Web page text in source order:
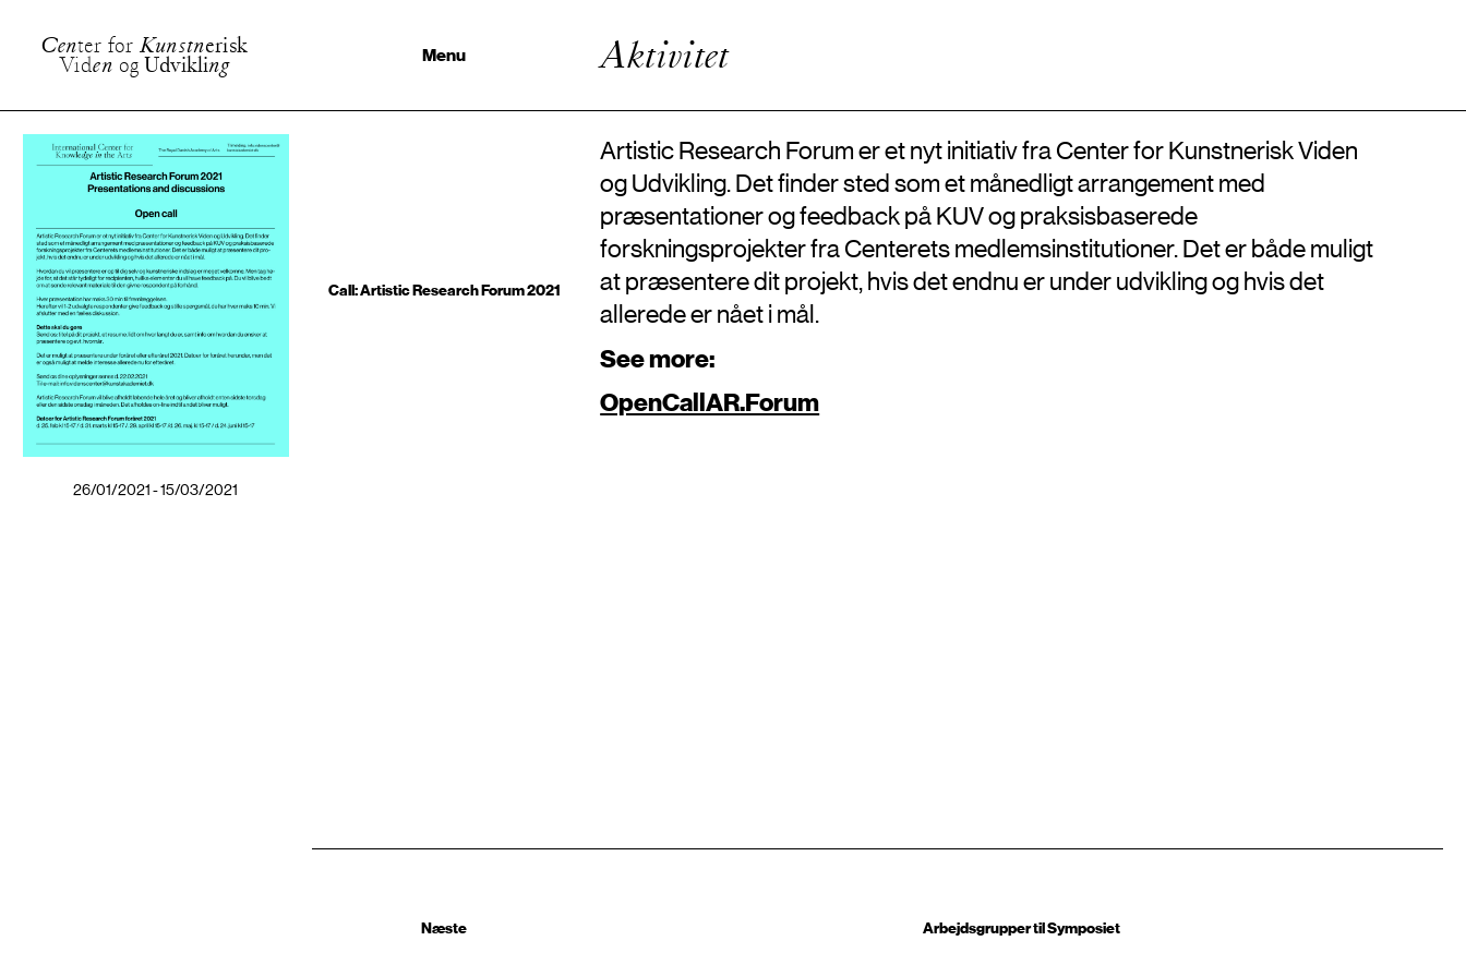
Center for Kunstnerisk
Viden og Udvikling Menu Aktivitet
Enhanced Practice
Events
Netværk
26/01/2021 - 15/03/2021
Call: Artistic Research Forum 2021
Artistic Research Forum er et nyt initiativ fra Center for Kunstnerisk Viden
og Udvikling. Det finder sted som et månedligt arrangement med
præsentationer og feedback på KUV og praksisbaserede
forskningsprojekter fra Centerets medlemsinstitutioner. Det er både muligt
at præsentere dit projekt, hvis det endnu er under udvikling og hvis det
allerede er nået i mål.
See more:
OpenCallAR.Forum
Næste Arbejdsgrupper til Symposiet